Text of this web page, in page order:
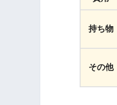
持ち物
その他